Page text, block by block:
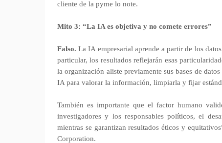
cliente de la pyme lo note.
Mito 3: “La IA es objetiva y no comete errores”
Falso. La IA empresarial aprende a partir de los
particular, los resultados reflejarán esas
la organización aliste previamente sus bases de
IA para valorar la información, limpiarla y fijar
También es importante que el factor humano
investigadores y los responsables políticos, el
mientras se garantizan resultados éticos y
Corporation.